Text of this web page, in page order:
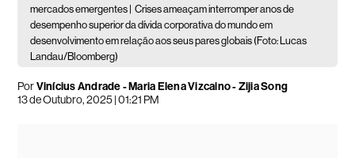
mercados emergentes |
Crises ameaçam interromper anos de
desempenho superior da dívida corporativa do mundo em
desenvolvimento em relação aos seus pares globais (Foto: Lucas
Landau/Bloomberg)
PorVinícius Andrade - Maria Elena Vizcaino - Zijia Song
13 de Outubro, 2025 | 01:21 PM